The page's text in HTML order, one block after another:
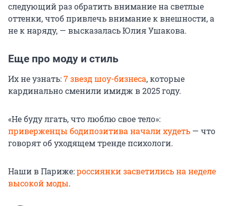
следующий раз обратить внимание на светлые
оттенки, чтоб привлечь внимание к внешности, а
не к наряду, — высказалась Юлия Ушакова.
Еще про моду и стиль
Их не узнать:7 звезд шоу-бизнеса, которые
кардинально сменили имидж в 2025 году.
«Не буду лгать, что люблю свое тело»:
приверженцы бодипозитива начали худеть — что
говорят об уходящем тренде психологи.
Наши в Париже:россиянки засветились на неделе
высокой моды.